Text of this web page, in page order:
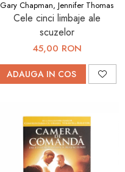
Gary Chapman, Jennifer Thomas
Cele cinci limbaje ale
scuzelor
45,00 RON
ADAUGA IN COS